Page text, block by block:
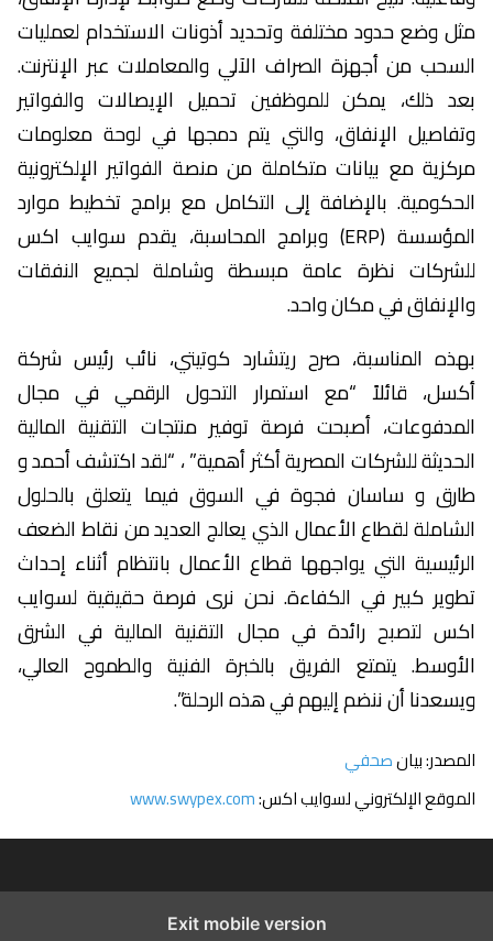
مثل وضع حدود مختلفة وتحديد أذونات الاستخدام لعمليات
السحب من أجهزة الصراف الآلي والمعاملات عبر الإنترنت.
بعد ذلك، يمكن للموظفين تحميل الإيصالات والفواتير
وتفاصيل الإنفاق، والتي يتم دمجها في لوحة معلومات
مركزية مع بيانات متكاملة من منصة الفواتير الإلكترونية
الحكومية. بالإضافة إلى التكامل مع برامج تخطيط موارد
المؤسسة (ERP) وبرامج المحاسبة، يقدم سوايب اكس
للشركات نظرة عامة مبسطة وشاملة لجميع النفقات
والإنفاق في مكان واحد.
بهذه المناسبة، صرح ريتشارد كوتيتي، نائب رئيس شركة
أكسل، قائلاً “مع استمرار التحول الرقمي في مجال
المدفوعات، أصبحت فرصة توفير منتجات التقنية المالية
الحديثة للشركات المصرية أكثر أهمية” ، “لقد اكتشف أحمد و
طارق و ساسان فجوة في السوق فيما يتعلق بالحلول
الشاملة لقطاع الأعمال الذي يعالج العديد من نقاط الضعف
الرئيسية التي يواجهها قطاع الأعمال بانتظام أثناء إحداث
تطوير كبير في الكفاءة. نحن نرى فرصة حقيقية لسوايب
اكس لتصبح رائدة في مجال التقنية المالية في الشرق
الأوسط. يتمتع الفريق بالخبرة الفنية والطموح العالي،
ويسعدنا أن ننضم إليهم في هذه الرحلة”.
المصدر: بيانصحفي
الموقع الإلكتروني لسوايب اكس:www.swypex.com
Exit mobile version